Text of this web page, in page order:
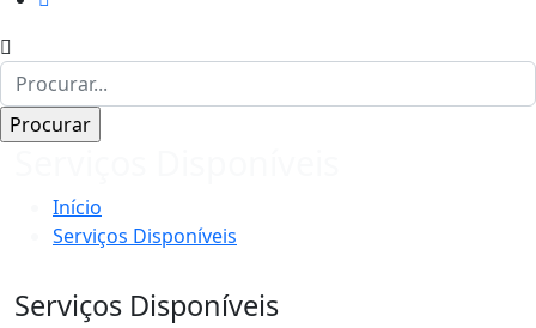
Início
Serviços Disponíveis
Serviços Disponíveis